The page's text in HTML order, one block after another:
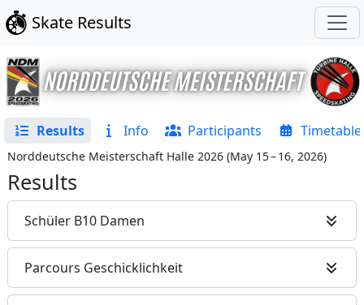
Skate Results
Results Info Participants Timetable
Norddeutsche Meisterschaft Halle 2026 (May 15 – 16, 2026)
Results
Schüler B10 Damen
Parcours Geschicklichkeit